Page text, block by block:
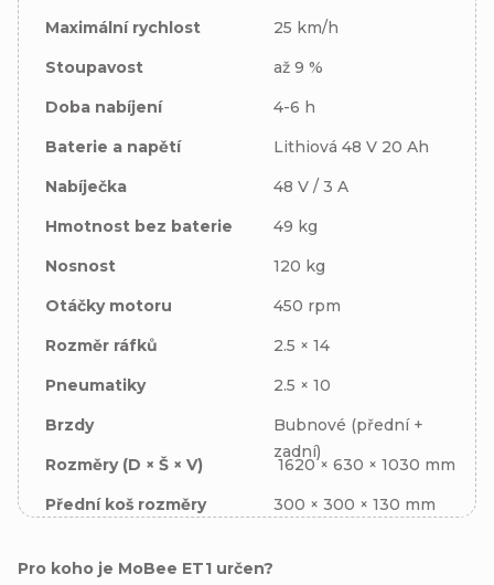
Maximální rychlost
25 km/h
Stoupavost
až 9 %
Doba nabíjení
4-6 h
Baterie a napětí
Lithiová 48 V 20 Ah
Nabíječka
48 V / 3 A
Hmotnost bez baterie
49 kg
Nosnost
120 kg
Otáčky motoru
450 rpm
Rozměr ráfků
2.5 × 14
Pneumatiky
2.5 × 10
Brzdy
Bubnové (přední +
zadní)
Rozměry (D × Š × V)
1620 × 630 × 1030 mm
Přední koš rozměry
300 × 300 × 130 mm
Pro koho je MoBee ET1 určen?